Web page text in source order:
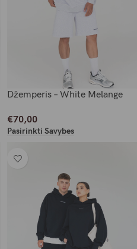
Džemperis – White Melange
€70,00
Pasirinkti Savybes